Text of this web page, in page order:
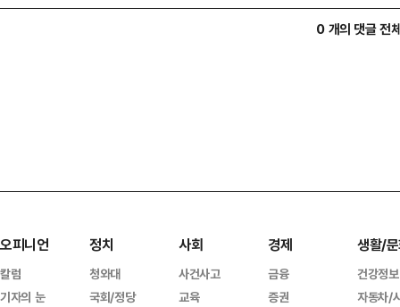
0 개의 댓글 전
오피니언
칼럼
기자의 눈
정치
청와대
국회/정당
사회
사건사고
교육
경제
금융
증권
생활/
건강정보
자동차/